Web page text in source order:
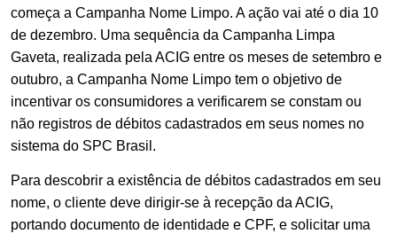
começa a Campanha Nome Limpo. A ação vai até o dia 10
de dezembro. Uma sequência da Campanha Limpa
Gaveta, realizada pela ACIG entre os meses de setembro e
outubro, a Campanha Nome Limpo tem o objetivo de
incentivar os consumidores a verificarem se constam ou
não registros de débitos cadastrados em seus nomes no
sistema do SPC Brasil.
Para descobrir a existência de débitos cadastrados em seu
nome, o cliente deve dirigir-se à recepção da ACIG,
portando documento de identidade e CPF, e solicitar uma